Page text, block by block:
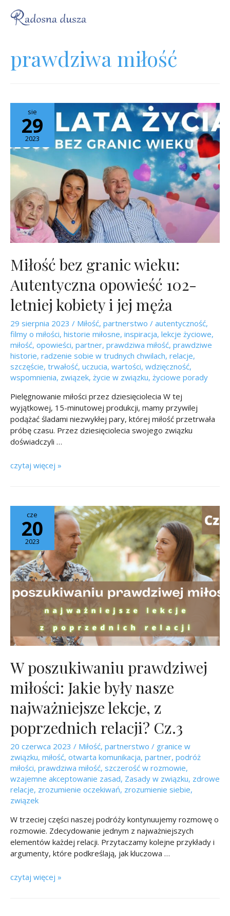
prawdziwa miłość
sie
29
2023
Miłość bez granic wieku:
Autentyczna opowieść 102-
letniej kobiety i jej męża
29 sierpnia 2023 / Miłość, partnerstwo / autentyczność,
filmy o miłości, historie miłosne, inspiracja, lekcje życiowe,
miłość, opowieści, partner, prawdziwa miłość, prawdziwe
historie, radzenie sobie w trudnych chwilach, relacje,
szczęście, trwałość, uczucia, wartości, wdzięczność,
wspomnienia, związek, życie w związku, życiowe porady
Pielęgnowanie miłości przez dziesięciolecia W tej
wyjątkowej, 15-minutowej produkcji, mamy przywilej
podążać śladami niezwykłej pary, której miłość przetrwała
próbę czasu. Przez dziesięciolecia swojego związku
doświadczyli …
czytaj więcej »
cze
20
2023
W poszukiwaniu prawdziwej
miłości: Jakie były nasze
najważniejsze lekcje, z
poprzednich relacji? Cz.3
20 czerwca 2023 / Miłość, partnerstwo / granice w
związku, miłość, otwarta komunikacja, partner, podróż
miłości, prawdziwa miłość, szczerość w rozmowie,
wzajemne akceptowanie zasad, Zasady w związku, zdrowe
relacje, zrozumienie oczekiwań, zrozumienie siebie,
związek
W trzeciej części naszej podróży kontynuujemy rozmowę o
rozmowie. Zdecydowanie jednym z najważniejszych
elementów każdej relacji. Przytaczamy kolejne przykłady i
argumenty, które podkreślają, jak kluczowa …
czytaj więcej »